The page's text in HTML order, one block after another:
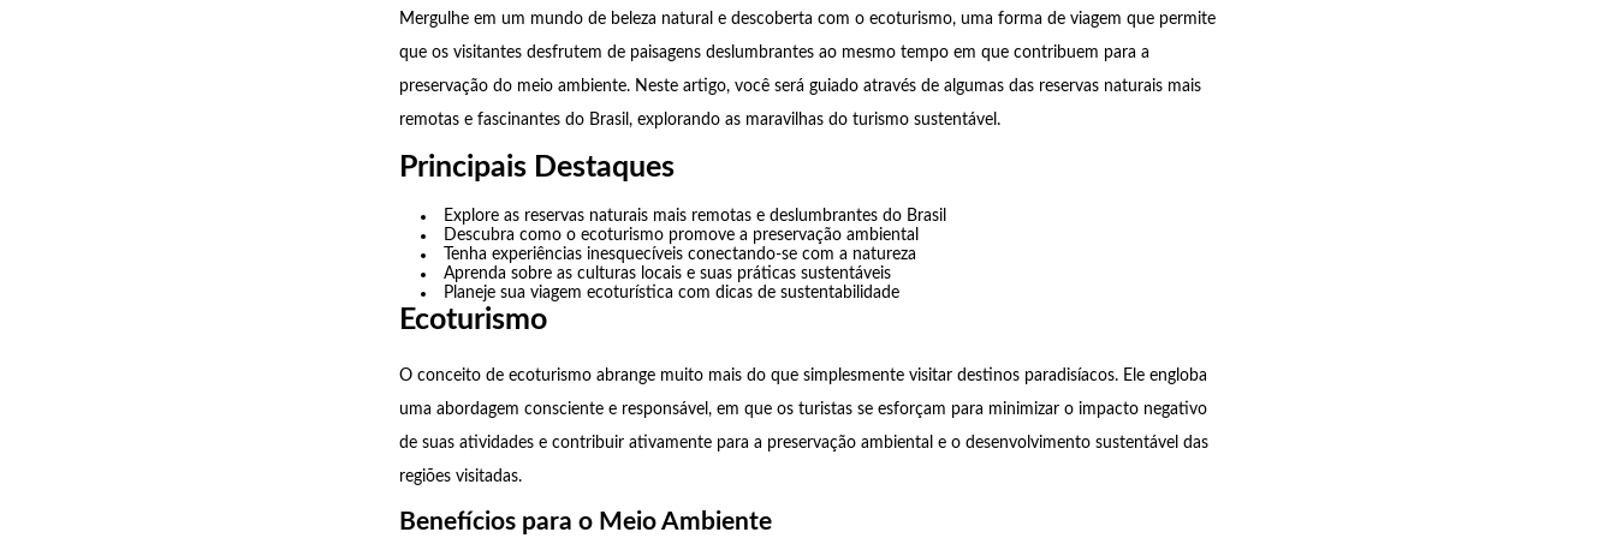
Mergulhe em um mundo de beleza natural e descoberta com o ecoturismo, uma forma de viagem que permite
que os visitantes desfrutem de paisagens deslumbrantes ao mesmo tempo em que contribuem para a
preservação do meio ambiente. Neste artigo, você será guiado através de algumas das reservas naturais mais
remotas e fascinantes do Brasil, explorando as maravilhas do turismo sustentável.
Principais Destaques
Explore as reservas naturais mais remotas e deslumbrantes do Brasil
Descubra como o ecoturismo promove a preservação ambiental
Tenha experiências inesquecíveis conectando-se com a natureza
Aprenda sobre as culturas locais e suas práticas sustentáveis
Planeje sua viagem ecoturística com dicas de sustentabilidade
Ecoturismo
O conceito de ecoturismo abrange muito mais do que simplesmente visitar destinos paradisíacos. Ele engloba
uma abordagem consciente e responsável, em que os turistas se esforçam para minimizar o impacto negativo
de suas atividades e contribuir ativamente para a preservação ambiental e o desenvolvimento sustentável das
regiões visitadas.
Benefícios para o Meio Ambiente